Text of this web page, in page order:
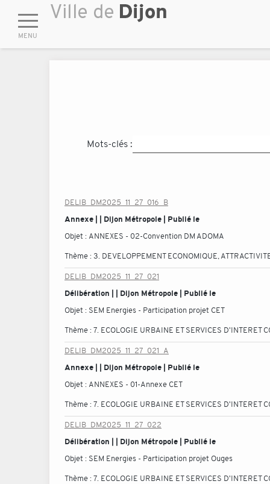
Mots-clés :
DELIB_DM2025_11_27_016_B
Annexe | | Dijon Métropole | Publié le
Objet : ANNEXES - 02-Convention DM ADOMA
Thème :3. DEVELOPPEMENT ECONOMIQUE,
DELIB_DM2025_11_27_021
Délibération | | Dijon Métropole | Publié le
Objet : SEM Energies - Participation projet CET
Thème :7. ECOLOGIE URBAINE ET SERVICES D'INTERET
DELIB_DM2025_11_27_021_A
Annexe | | Dijon Métropole | Publié le
Objet : ANNEXES - 01-Annexe CET
Thème :7. ECOLOGIE URBAINE ET SERVICES D'INTERET
DELIB_DM2025_11_27_022
Délibération | | Dijon Métropole | Publié le
Objet : SEM Energies - Participation projet Ouges
Thème :7. ECOLOGIE URBAINE ET SERVICES D'INTERET